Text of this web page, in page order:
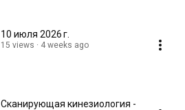
10 июля 2026 г.
15 views 4 weeks ago
Сканирующая кинезиология -